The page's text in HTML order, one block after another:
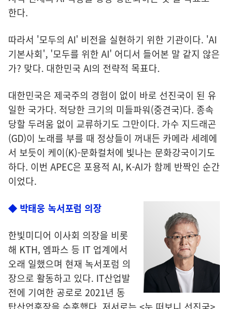
한다.
따라서 '모두의 AI' 비전을 실현하기 위한 기관이다. 'AI
기본사회', '모두를 위한 AI' 어디서 들어본 말 같지 않은
가? 맞다. 대한민국 AI의 전략적 목표다.
대한민국은 제국주의 경험이 없이 바로 선진국이 된 유
일한 국가다. 적당한 크기의 미들파워(중견국)다. 종속
당할 두려움 없이 교류하기도 그만이다. 가수 지드래곤
(GD)이 노래를 부를 때 정상들이 꺼내든 카메라 세례에
서 보듯이 케이(K)-문화컬처에 빛나는 문화강국이기도
하다. 이번 APEC은 포용적 AI, K-AI가 함께 반짝인 순간
이었다.
◆ 박태웅 녹서포럼 의장
한빛미디어 이사회 의장을 비롯
해 KTH, 엠파스 등 IT 업계에서
오래 일했으며 현재 녹서포럼 의
장으로 활동하고 있다. IT산업발
전에 기여한 공로로 2021년 동